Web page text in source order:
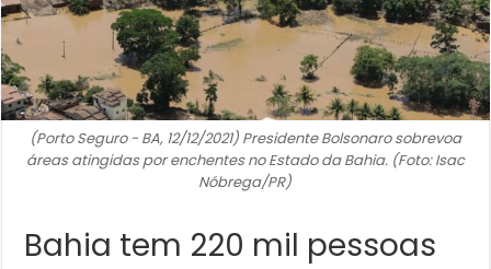
(Porto Seguro - BA, 12/12/2021) Presidente Bolsonaro sobrevoa
áreas atingidas por enchentes no Estado da Bahia. (Foto: Isac
Nóbrega/PR)
Bahia tem 220 mil pessoas